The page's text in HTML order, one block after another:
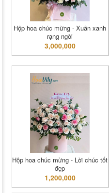
Hộp hoa chúc mừng - Xuân xanh
rạng ngời
3,000,000
Hộp hoa chúc mừng - Lời chúc tốt
đẹp
1,200,000